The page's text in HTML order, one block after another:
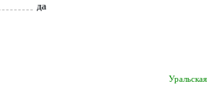
да
Уральская